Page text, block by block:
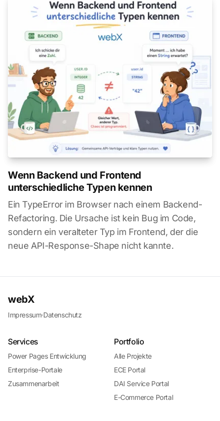
Wenn Backend und Frontend
unterschiedliche Typen kennen
Ein TypeError im Browser nach einem Backend-
Refactoring. Die Ursache ist kein Bug im Code,
sondern ein veralteter Typ im Frontend, der die
neue API-Response-Shape nicht kannte.
webX
Impressum·Datenschutz
Services
Power Pages Entwicklung
Enterprise-Portale
Zusammenarbeit
Portfolio
Alle Projekte
ECE Portal
DAI Service Portal
E-Commerce Portal